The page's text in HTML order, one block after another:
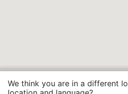
We think you are in a different